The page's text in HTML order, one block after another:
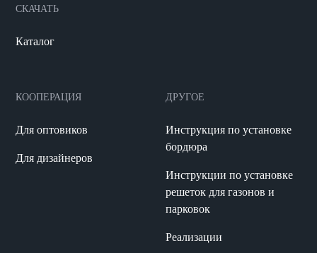
СКАЧАТЬ
Каталог
КООПЕРАЦИЯ
Для оптовиков
Для дизайнеров
ДРУГОЕ
Инструкция по установке
бордюра
Инструкции по установке
решеток для газонов и
парковок
Реализации